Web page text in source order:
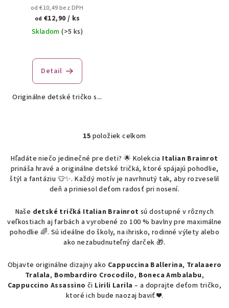
malých dobrodruhov 🌙✨
od €10,49 bez DPH
od €12,90 / ks
Skladom(>5 ks)
Detail
Originálne detské tričko s...
O
v
l
á
d
c
i
e
p
v
k
y
15 položiek celkom
Hľadáte niečo jedinečné pre deti? 🌟 Kolekcia Italian Brainrot
prináša hravé a originálne detské tričká, ktoré spájajú pohodlie,
štýl a fantáziu 👕✨. Každý motív je navrhnutý tak, aby rozveselil
deň a priniesol deťom radosť pri nosení.
Naše detské tričká Italian Brainrot sú dostupné v rôznych
veľkostiach aj farbách a vyrobené zo 100 % bavlny pre maximálne
pohodlie 🌈. Sú ideálne do školy, na ihrisko, rodinné výlety alebo
ako nezabudnuteľný darček 🎁.
Objavte originálne dizajny ako Cappuccina Ballerina, Tralaaero
Tralala, Bombardiro Crocodilo, Boneca Ambalabu,
Cappuccino Assassino či Lirili Larila – a doprajte deťom tričko,
ktoré ich bude naozaj baviť ❤️.